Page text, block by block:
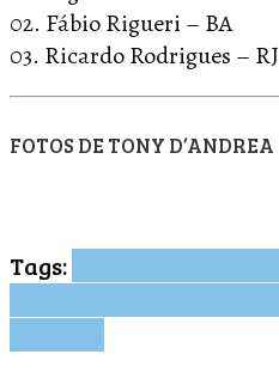
02. Fábio Rigueri – BA
03. Ricardo Rodrigues – RJ
FOTOS DE TONY D’ANDREA
Tags: